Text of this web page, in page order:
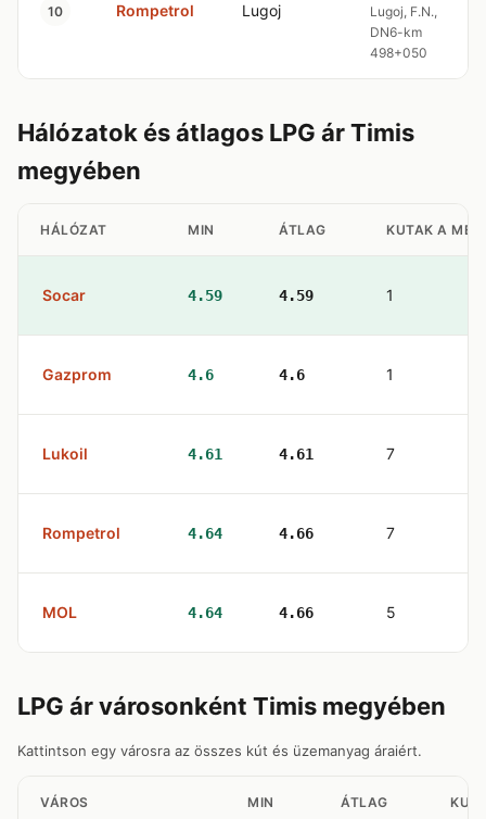
10 Rompetrol Lugoj
Lugoj, F.N.,
DN6-km
498+050
Hálózatok és átlagos LPG ár Timis
megyében
HÁLÓZAT MIN ÁTLAG KUTAK A
Socar 4.59 4.59 1
Gazprom 4.6 4.6 1
Lukoil 4.61 4.61 7
Rompetrol 4.64 4.66 7
MOL 4.64 4.66 5
LPG ár városonként Timis megyében
Kattintson egy városra az összes kút és üzemanyag áraiért.
VÁROS MIN ÁTLAG